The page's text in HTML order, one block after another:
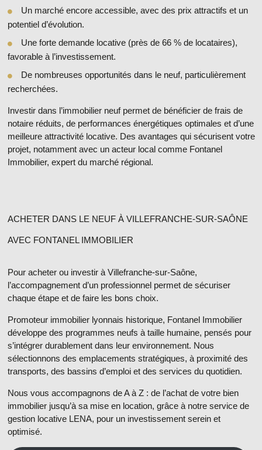
Un marché encore accessible, avec des prix attractifs et un
potentiel d’évolution.
Une forte demande locative(près de 66 % de locataires),
favorable à l’investissement.
De nombreuses opportunités dans le neuf, particulièrement
recherchées.
Investir dans l’immobilier neuf permet de bénéficier de frais de
notaire réduits, de performances énergétiques optimales et d’une
meilleure attractivité locative. Des avantages qui sécurisent votre
projet, notamment avec un acteur local comme Fontanel
Immobilier, expert du marché régional.
ACHETER DANS LE NEUF À VILLEFRANCHE-SUR-SAÔNE
AVEC FONTANEL IMMOBILIER
Pour acheter ou investir à Villefranche-sur-Saône,
l’accompagnement d’un professionnel permet de sécuriser
chaque étape et de faire les bons choix.
Promoteur immobilier lyonnais historique, Fontanel Immobilier
développe des programmes neufs à taille humaine, pensés pour
s’intégrer durablement dans leur environnement. Nous
sélectionnons des emplacements stratégiques, à proximité des
transports, des bassins d’emploi et des services du quotidien.
Nous vous accompagnons de A à Z : de l’achat de votre bien
immobilier jusqu’à sa mise en location, grâce à notre service de
gestion locative LENA, pour un investissement serein et
optimisé.